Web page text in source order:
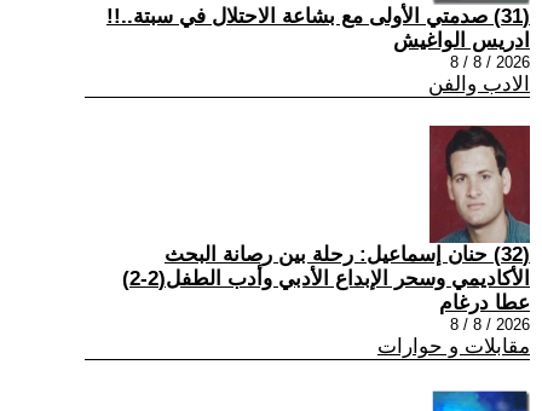
(31) صدمتي الأولى مع بشاعة الاحتلال في سبتة..!!
ادريس الواغيش
2026 / 8 / 8
الادب والفن
(32) حنان إسماعيل: رحلة بين رصانة البحث
الأكاديمي وسحر الإبداع الأدبي وأدب الطفل(2-2)
عطا درغام
2026 / 8 / 8
مقابلات و حوارات